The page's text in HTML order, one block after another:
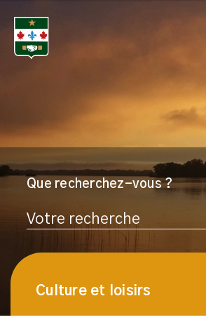
Que recherchez-vous ?
Rechercher
Culture et loisirs